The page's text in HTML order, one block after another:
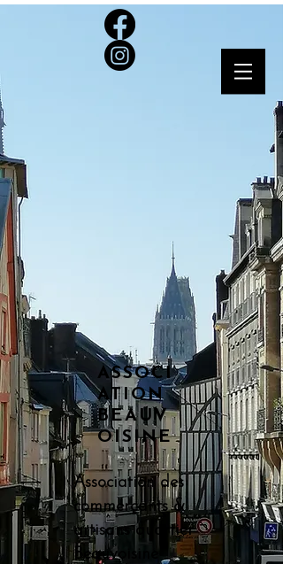
ASSOCI
ATION
BEAUV
OISINE
Association des
commerçants &
artisans quartier
Beauvoisine